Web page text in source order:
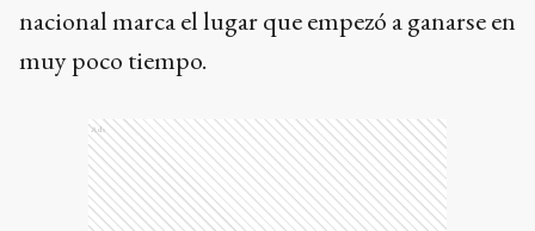
nacional marca el lugar que empezó a ganarse en
muy poco tiempo.
Ads